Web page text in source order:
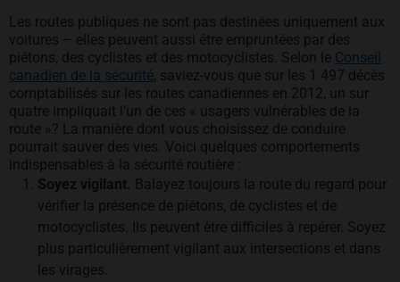
Les routes publiques ne sont pas destinées uniquement aux
voitures – elles peuvent aussi être empruntées par des
piétons, des cyclistes et des motocyclistes. Selon le Conseil
canadien de la sécurité, saviez-vous que sur les 1 497 décès
comptabilisés sur les routes canadiennes en 2012, un sur
quatre impliquait l’un de ces « usagers vulnérables de la
route »? La manière dont vous choisissez de conduire
pourrait sauver des vies. Voici quelques comportements
indispensables à la sécurité routière :
Soyez vigilant. Balayez toujours la route du regard pour
vérifier la présence de piétons, de cyclistes et de
motocyclistes. Ils peuvent être difficiles à repérer. Soyez
plus particulièrement vigilant aux intersections et dans
les virages.